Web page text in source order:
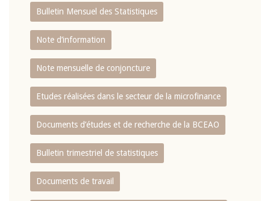
Bulletin Mensuel des Statistiques
Note d’information
Note mensuelle de conjoncture
Etudes réalisées dans le secteur de la microfinance
Documents d’études et de recherche de la BCEAO
Bulletin trimestriel de statistiques
Documents de travail